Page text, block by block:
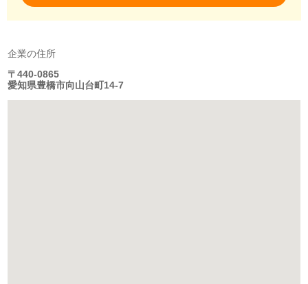
企業の住所
〒440-0865
愛知県豊橋市向山台町14-7